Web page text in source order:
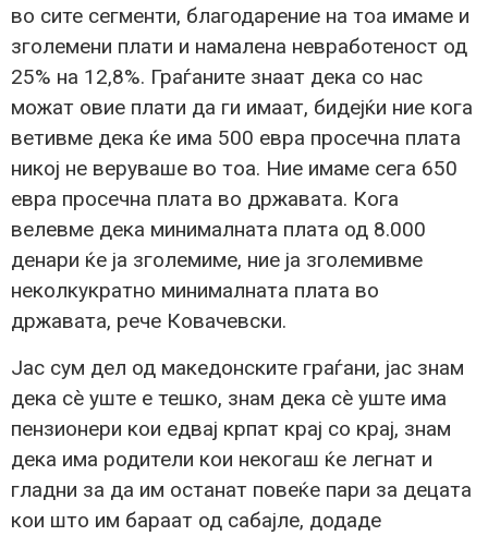
во сите сегменти, благодарение на тоа имаме и
зголемени плати и намалена невработеност од
25% на 12,8%. Граѓаните знаат дека со нас
можат овие плати да ги имаат, бидејќи ние кога
ветивме дека ќе има 500 евра просечна плата
никој не веруваше во тоа. Ние имаме сега 650
евра просечна плата во државата. Кога
велевме дека минималната плата од 8.000
денари ќе ја зголемиме, ние ја зголемивме
неколкукратно минималната плата во
државата, рече Ковачевски.
Јас сум дел од македонските граѓани, јас знам
дека сè уште е тешко, знам дека сè уште има
пензионери кои едвај крпат крај со крај, знам
дека има родители кои некогаш ќе легнат и
гладни за да им останат повеќе пари за децата
кои што им бараат од сабајле, додаде